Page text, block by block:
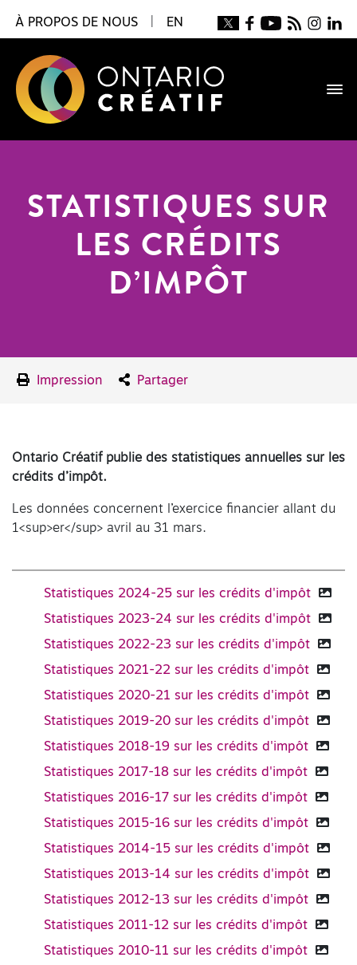
À PROPOS DE NOUS EN
STATISTIQUES SUR
LES CRÉDITS
D’IMPÔT
Impression Partager
Ontario Créatif publie des statistiques annuelles sur les
crédits d’impôt.
Les données concernent l’exercice financier allant du
1<sup>er</sup> avril au 31 mars.
Statistiques 2024-25 sur les crédits d'impôt
Statistiques 2023-24 sur les crédits d'impôt
Statistiques 2022-23 sur les crédits d'impôt
Statistiques 2021-22 sur les crédits d'impôt
Statistiques 2020-21 sur les crédits d'impôt
Statistiques 2019-20 sur les crédits d'impôt
Statistiques 2018-19 sur les crédits d'impôt
Statistiques 2017-18 sur les crédits d'impôt
Statistiques 2016-17 sur les crédits d'impôt
Statistiques 2015-16 sur les crédits d'impôt
Statistiques 2014-15 sur les crédits d'impôt
Statistiques 2013-14 sur les crédits d'impôt
Statistiques 2012-13 sur les crédits d'impôt
Statistiques 2011-12 sur les crédits d'impôt
Statistiques 2010-11 sur les crédits d'impôt